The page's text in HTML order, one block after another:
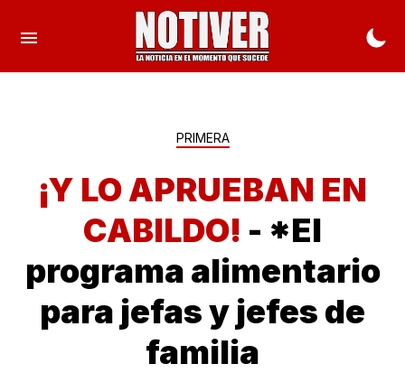
PRIMERA
¡Y LO APRUEBAN EN
CABILDO! - *El
programa alimentario
para jefas y jefes de
familia